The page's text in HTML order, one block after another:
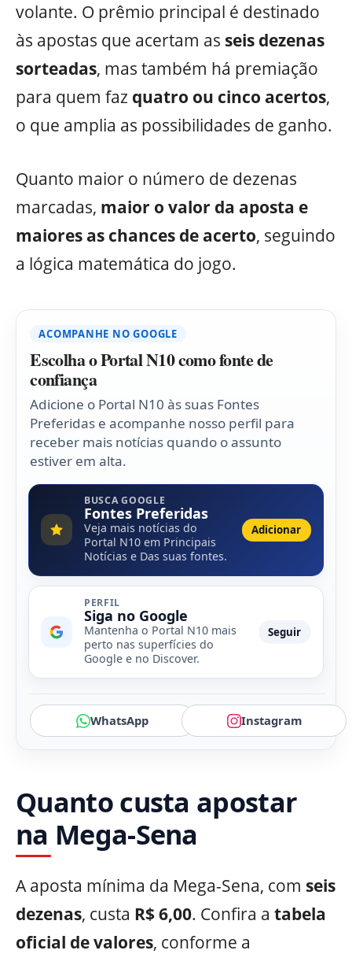
volante. O prêmio principal é destinado
às apostas que acertam as seis dezenas
sorteadas, mas também há premiação
para quem faz quatro ou cinco acertos,
o que amplia as possibilidades de ganho.
Quanto maior o número de dezenas
marcadas, maior o valor da aposta e
maiores as chances de acerto, seguindo
a lógica matemática do jogo.
ACOMPANHE NO GOOGLE
Escolha o Portal N10 como fonte de
confiança
Adicione o Portal N10 às suas Fontes
Preferidas e acompanhe nosso perfil para
receber mais notícias quando o assunto
estiver em alta.
BUSCA GOOGLE
Fontes Preferidas
Veja mais notícias do
Portal N10 em Principais
Notícias e Das suas fontes.
Adicionar
PERFIL
Siga no Google
Mantenha o Portal N10 mais
perto nas superfícies do
Google e no Discover.
Seguir
WhatsApp Instagram
Quanto custa apostar
na Mega-Sena
A aposta mínima da Mega-Sena, com seis
dezenas, custa R$ 6,00. Confira a tabela
oficial de valores, conforme a